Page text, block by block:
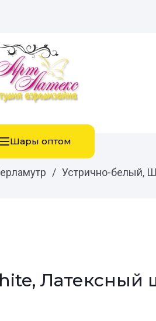
Шары оптом
/ Устрично-белый,
Латексный